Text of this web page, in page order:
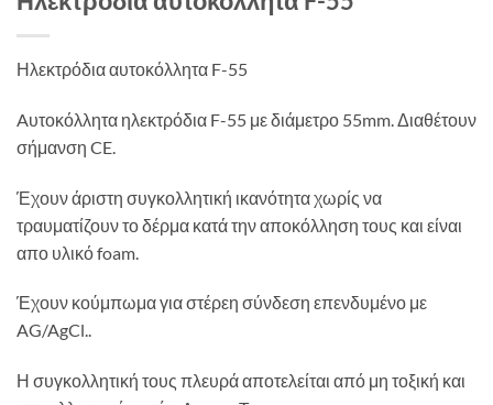
Ηλεκτρόδια αυτοκόλλητα F-55
Aυτοκόλλητα ηλεκτρόδια F-55 με διάμετρο 55mm. Διαθέτουν
σήμανση CE.
Έχουν άριστη συγκολλητική ικανότητα χωρίς να
τραυματίζουν το δέρμα κατά την αποκόλληση τους και είναι
απο υλικό foam.
Έχουν κούμπωμα για στέρεη σύνδεση επενδυμένο με
AG/AgCl..
Η συγκολλητική τους πλευρά αποτελείται από μη τοξική και